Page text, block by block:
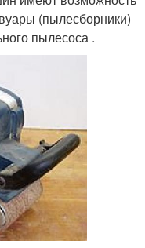
(пылесборники)
пылесоса .